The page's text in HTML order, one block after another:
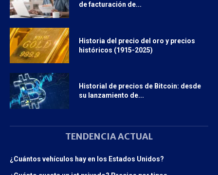
de facturación de...
Historia del precio del oro y precios
históricos (1915-2025)
Historial de precios de Bitcoin: desde
su lanzamiento de...
TENDENCIA ACTUAL
¿Cuántos vehículos hay en los Estados Unidos?